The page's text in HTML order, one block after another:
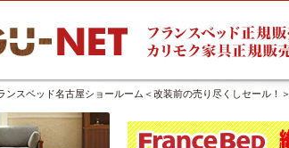
ンスベッド名古屋ショールーム＜改装前の売り尽くしセール！＞